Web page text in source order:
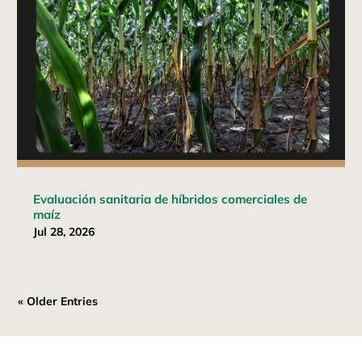
Evaluación sanitaria de híbridos comerciales de
maíz
Jul 28, 2026
« Older Entries